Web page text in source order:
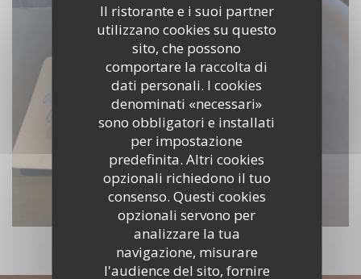
Il ristorante e i suoi partner
utilizzano cookies su questo
sito, che possono
comportare la raccolta di
dati personali. I cookies
denominati «necessari»
sono obbligatori e installati
per impostazione
predefinita. Altri cookies
opzionali richiedono il tuo
consenso. Questi cookies
opzionali servono per
analizzare la tua
navigazione, misurare
l'audience del sito, fornire